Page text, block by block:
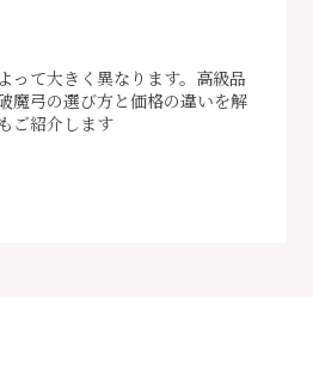
って大きく異なります。高級品
魔弓の選び方と価格の違いを解
ご紹介します